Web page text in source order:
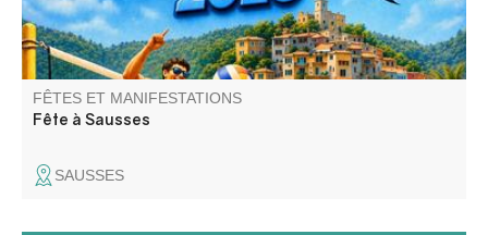
FÊTES ET MANIFESTATIONS
Fête à Sausses
SAUSSES